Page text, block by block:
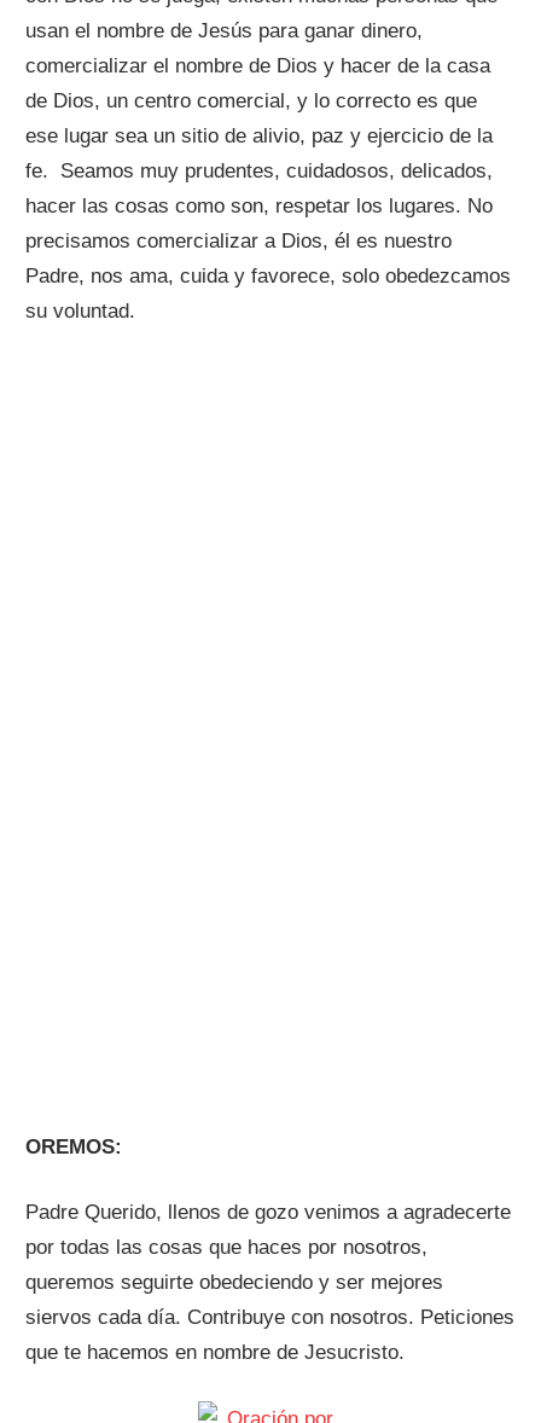
usan el nombre de Jesús para ganar dinero,
comercializar el nombre de Dios y hacer de la casa
de Dios, un centro comercial, y lo correcto es que
ese lugar sea un sitio de alivio, paz y ejercicio de la
fe. Seamos muy prudentes, cuidadosos, delicados,
hacer las cosas como son, respetar los lugares. No
precisamos comercializar a Dios, él es nuestro
Padre, nos ama, cuida y favorece, solo obedezcamos
su voluntad.
OREMOS:
Padre Querido, llenos de gozo venimos a agradecerte
por todas las cosas que haces por nosotros,
queremos seguirte obedeciendo y ser mejores
siervos cada día. Contribuye con nosotros. Peticiones
que te hacemos en nombre de Jesucristo.